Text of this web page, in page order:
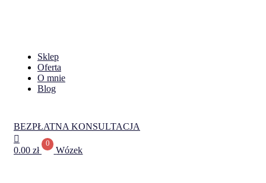
Sklep
Oferta
O mnie
Blog
BEZPŁATNA KONSULTACJA
0.00 zł
0
Wózek